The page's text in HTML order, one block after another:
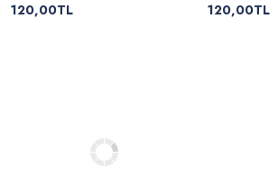
120,00TL 120,00TL